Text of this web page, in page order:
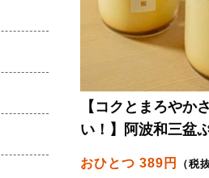
【コクとまろやか
い！】阿波和三盆
おひとつ 389円 （税